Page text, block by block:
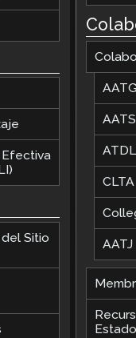
Efectiva
Sitio
AATG
CLTA
AATJ
Estado